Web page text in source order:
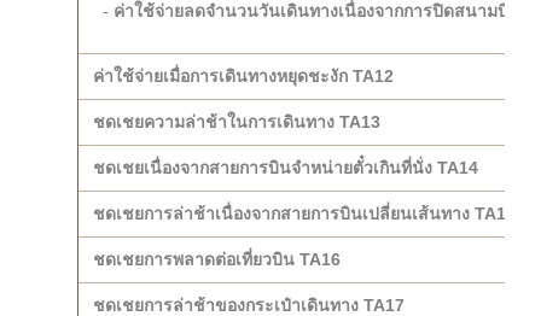
- ค่าใช้จ่ายลดจำนวนวันเดินทางเนื่องจากการปิดสนามบิน
ค่าใช้จ่ายเมื่อการเดินทางหยุดชะงัก TA12
ชดเชยความล่าช้าในการเดินทาง TA13
ชดเชยเนื่องจากสายการบินจำหน่ายตั๋วเกินที่นั่ง TA14
ชดเชยการล่าช้าเนื่องจากสายการบินเปลี่ยนเส้นทาง TA15
ชดเชยการพลาดต่อเที่ยวบิน TA16
ชดเชยการล่าช้าของกระเป๋าเดินทาง TA17